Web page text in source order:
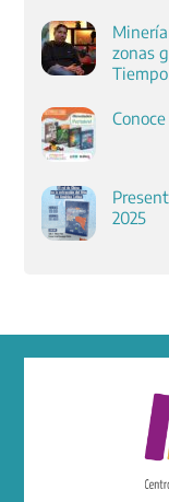
zonas
2025